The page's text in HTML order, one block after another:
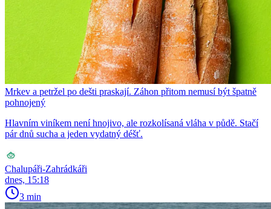
Mrkev a petržel po dešti praskají. Záhon přitom nemusí být špatně
pohnojený
Hlavním viníkem není hnojivo, ale rozkolísaná vláha v půdě. Stačí
pár dnů sucha a jeden vydatný déšť.
Chalupáři-Zahrádkáři
dnes, 15:18
3 min